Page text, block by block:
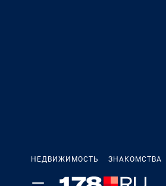
НЕДВИЖИМОСТЬ ЗНАКОМСТВА